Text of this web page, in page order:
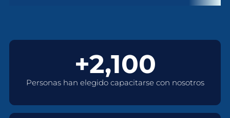
+2,100
Personas han elegido capacitarse con nosotros